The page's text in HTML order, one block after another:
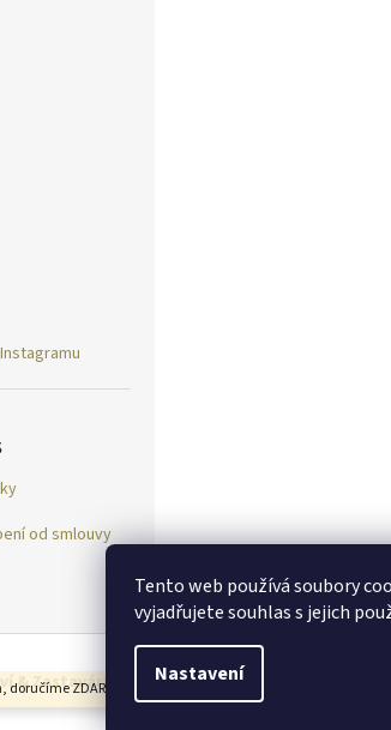
Tento web používá soubory
vyjadřujete souhlas s jejich
Nastavení
ZDARMA.
od smlouvy
& Zastavárna TRESS. Všechna práva vyhrazena.